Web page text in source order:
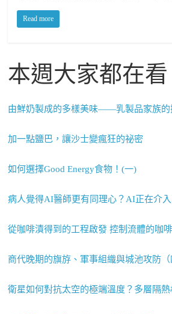
Read more
本週大家都在看
由鮮奶製成的多樣美味——乳製品家族的
加一點鹽巴，讓沙士變瘋狂的祕密
如何選擇Good Energy食物！(一)
病人覺得AI醫師更有同理心？AI正在介入
從咖啡漬得到的工程啟發 控制流體的咖
商代晚期的旗斿、軍事組織與城池攻防（
衛星如何對抗太空的極端溫度？多層隔熱